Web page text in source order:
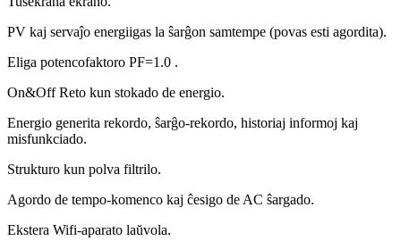
PV kaj servaĵo energiigas la ŝarĝon samtempe (povas esti agordita).
Eliga potencofaktoro PF=1.0 .
On&Off Reto kun stokado de energio.
Energio generita rekordo, ŝarĝo-rekordo, historiaj informoj kaj
misfunkciado.
Strukturo kun polva filtrilo.
Agordo de tempo-komenco kaj ĉesigo de AC ŝargado.
Ekstera Wifi-aparato laŭvola.